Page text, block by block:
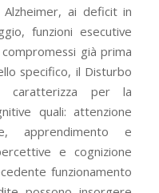
ai deficit in
funzioni esecutive
già prima
specifico, il Disturbo
caratterizza per la
quali: attenzione
apprendimento e
e cognizione
funzionamento